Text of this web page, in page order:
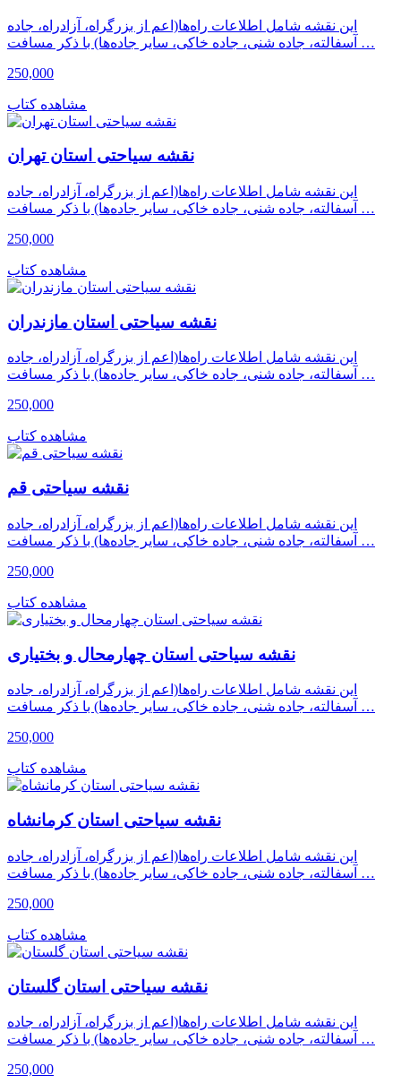
این نقشه شامل اطلاعات راه‌ها(اعم از بزرگراه، آزادراه، جاده
آسفالته، جاده شنی، جاده خاکی، سایر جاده‌ها) با ذکر مسافت …
250,000
مشاهده کتاب
نقشه سیاحتی استان تهران
این نقشه شامل اطلاعات راه‌ها(اعم از بزرگراه، آزادراه، جاده
آسفالته، جاده شنی، جاده خاکی، سایر جاده‌ها) با ذکر مسافت …
250,000
مشاهده کتاب
نقشه سیاحتی استان مازندران
این نقشه شامل اطلاعات راه‌ها(اعم از بزرگراه، آزادراه، جاده
آسفالته، جاده شنی، جاده خاکی، سایر جاده‌ها) با ذکر مسافت …
250,000
مشاهده کتاب
نقشه سیاحتی قم
این نقشه شامل اطلاعات راه‌ها(اعم از بزرگراه، آزادراه، جاده
آسفالته، جاده شنی، جاده خاکی، سایر جاده‌ها) با ذکر مسافت …
250,000
مشاهده کتاب
نقشه سیاحتی استان چهارمحال و بختیاری
این نقشه شامل اطلاعات راه‌ها(اعم از بزرگراه، آزادراه، جاده
آسفالته، جاده شنی، جاده خاکی، سایر جاده‌ها) با ذکر مسافت …
250,000
مشاهده کتاب
نقشه سیاحتی استان کرمانشاه
این نقشه شامل اطلاعات راه‌ها(اعم از بزرگراه، آزادراه، جاده
آسفالته، جاده شنی، جاده خاکی، سایر جاده‌ها) با ذکر مسافت …
250,000
مشاهده کتاب
نقشه سیاحتی استان گلستان
این نقشه شامل اطلاعات راه‌ها(اعم از بزرگراه، آزادراه، جاده
آسفالته، جاده شنی، جاده خاکی، سایر جاده‌ها) با ذکر مسافت …
250,000